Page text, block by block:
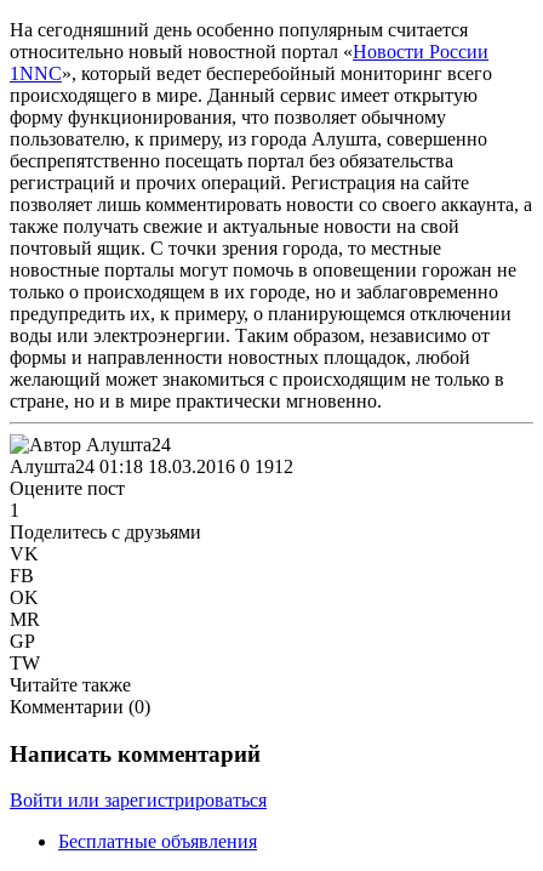
На сегодняшний день особенно популярным считается
относительно новый новостной портал «Новости России
1NNC», который ведет бесперебойный мониторинг всего
происходящего в мире. Данный сервис имеет открытую
форму функционирования, что позволяет обычному
пользователю, к примеру, из города Алушта, совершенно
беспрепятственно посещать портал без обязательства
регистраций и прочих операций. Регистрация на сайте
позволяет лишь комментировать новости со своего аккаунта, а
также получать свежие и актуальные новости на свой
почтовый ящик. С точки зрения города, то местные
новостные порталы могут помочь в оповещении горожан не
только о происходящем в их городе, но и заблаговременно
предупредить их, к примеру, о планирующемся отключении
воды или электроэнергии. Таким образом, независимо от
формы и направленности новостных площадок, любой
желающий может знакомиться с происходящим не только в
стране, но и в мире практически мгновенно.
Алушта24 01:18 18.03.2016 0 1912
Оцените пост
1
Поделитесь с друзьями
VK
FB
OK
MR
GP
TW
Читайте также
Комментарии (0)
Написать комментарий
Войти или зарегистрироваться
Бесплатные объявления